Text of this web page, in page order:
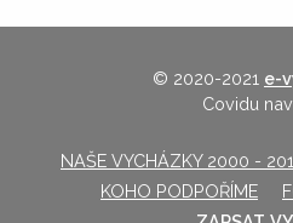
© 2020-2021 e-
Covidu
NAŠE VYCHÁZKY 2000 -
KOHO PODPOŘÍME